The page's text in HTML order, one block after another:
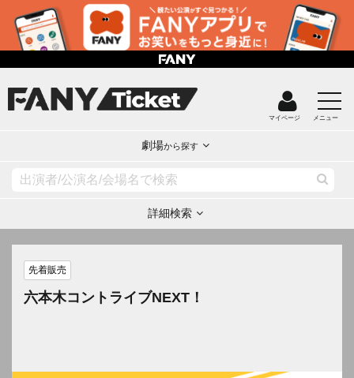
マイページ メニュー
劇場から探す
詳細検索
先着販売
六本木コントライブNEXT！